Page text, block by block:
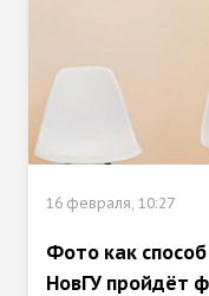
16 февраля, 10:27
Фото как
НовГУ пройдёт